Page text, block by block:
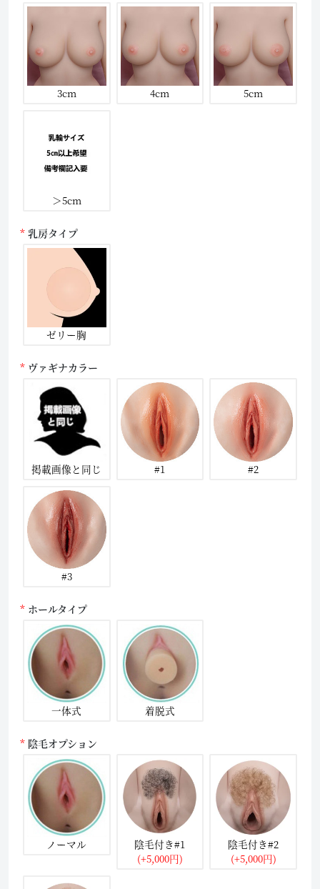
3cm 4cm 5cm
＞5cm
乳房タイプ
ゼリー胸
ヴァギナカラー
掲載画像と同じ #1 #2
#3
ホールタイプ
一体式 着脱式
陰毛オプション
ノーマル
陰毛付き#1
(+5,000円)
陰毛付き#2
(+5,000円)